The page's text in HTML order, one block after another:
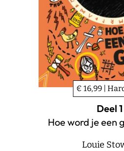
€ 16,99 |
Deel 1
Hoe word je een
Louie